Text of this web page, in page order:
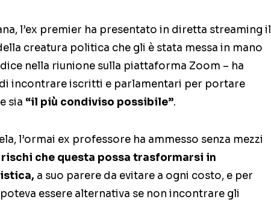
l’ex premier ha presentato in diretta streaming il
creatura politica che gli è stata messa in mano
nella riunione sulla piattaforma Zoom – ha
incontrare iscritti e parlamentari per portare
sia “il più condiviso possibile”.
l’ormai ex professore ha ammesso senza mezzi
che questa possa trasformarsi in
a suo parere da evitare a ogni costo, e per
essere alternativa se non incontrare gli